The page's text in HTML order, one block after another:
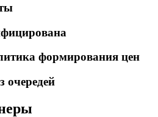
формирования цен
очередей